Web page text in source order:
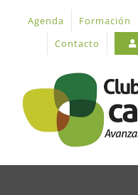
contenido
Agenda Formación
Contacto